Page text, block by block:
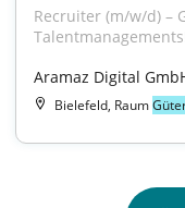
Recruiter (m/w/d) –
Aramaz Digital
Bielefeld, Raum